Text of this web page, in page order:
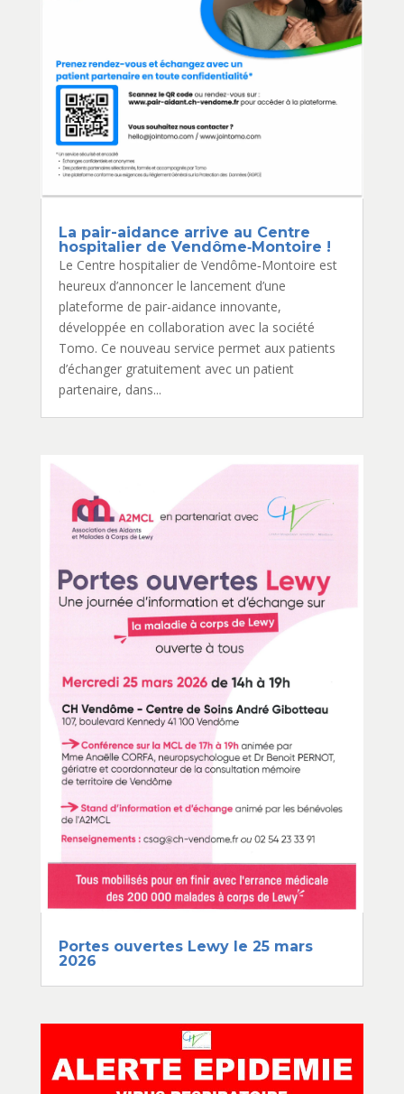
La pair-aidance arrive au Centre
hospitalier de Vendôme‑Montoire !
Le Centre hospitalier de Vendôme‑Montoire est
heureux d’annoncer le lancement d’une
plateforme de pair-aidance innovante,
développée en collaboration avec la société
Tomo. Ce nouveau service permet aux patients
d’échanger gratuitement avec un patient
partenaire, dans...
Portes ouvertes Lewy le 25 mars
2026